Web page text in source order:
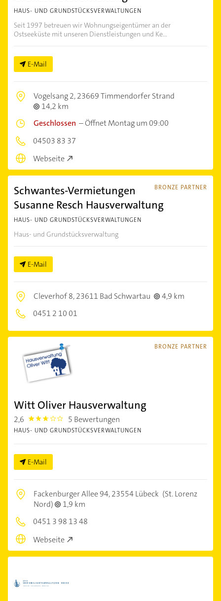
HAUS- UND GRUNDSTÜCKSVERWALTUNGEN
Seit 1997 betreuen wir Wohnungseigentümer an der
Ostseeküste mit unseren Dienstleistungen und Ke...
E-Mail
Vogelsang 2,23669 Timmendorfer Strand
14,2 km
Geschlossen –Öffnet Montag um 09:00
04503 83 37
Webseite
BRONZE PARTNER
Schwantes-Vermietungen
Susanne Resch Hausverwaltung
HAUS- UND GRUNDSTÜCKSVERWALTUNGEN
Haus- und Grundstücksverwaltung
E-Mail
Cleverhof 8,23611 Bad Schwartau
4,9 km
0451 2 10 01
BRONZE PARTNER
Witt Oliver Hausverwaltung
2,6 2.6000001 5 Bewertungen
HAUS- UND GRUNDSTÜCKSVERWALTUNGEN
E-Mail
Fackenburger Allee 94,23554 Lübeck (St. Lorenz
Nord)
1,9 km
0451 3 98 13 48
Webseite